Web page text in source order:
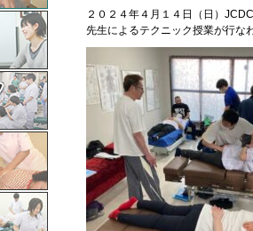
２０２４年４月１４日（日）
先生によるテクニック授業が行な